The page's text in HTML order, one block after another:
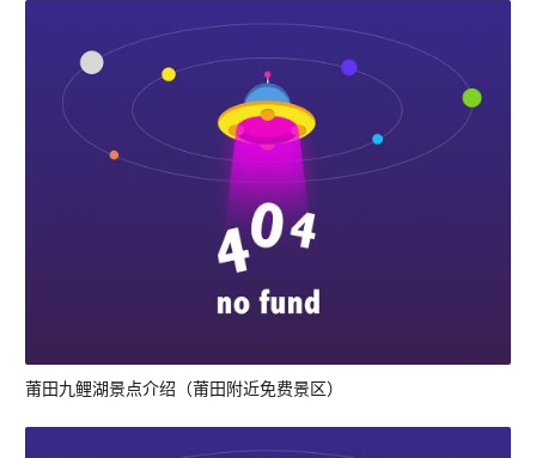
莆田九鲤湖景点介绍（莆田附近免费景区）